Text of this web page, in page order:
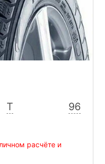
T 96
расчёте и